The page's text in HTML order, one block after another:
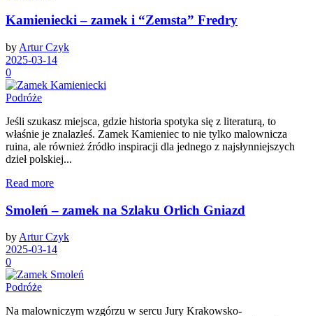
Kamieniecki – zamek i “Zemsta” Fredry
by Artur Czyk
2025-03-14
0
Podróże
Jeśli szukasz miejsca, gdzie historia spotyka się z literaturą, to
właśnie je znalazłeś. Zamek Kamieniec to nie tylko malownicza
ruina, ale również źródło inspiracji dla jednego z najsłynniejszych
dzieł polskiej...
Read more
Smoleń – zamek na Szlaku Orlich Gniazd
byArtur Czyk
2025-03-14
0
Podróże
Na malowniczym wzgórzu w sercu Jury Krakowsko-